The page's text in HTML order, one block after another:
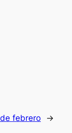
febrero →